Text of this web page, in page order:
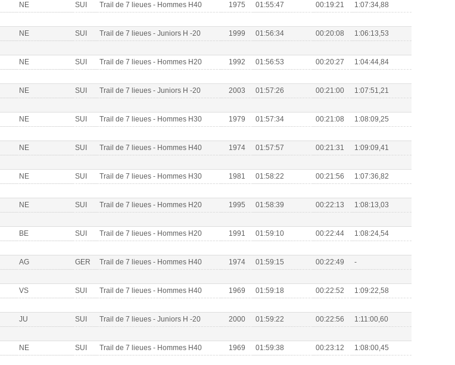
NE SUI Trail de 7 lieues - Hommes H40 1975 01:55:47 00:19:21 1:07:34,88
NE SUI Trail de 7 lieues - Juniors H -20 1999 01:56:34 00:20:08 1:06:13,53
NE SUI Trail de 7 lieues - Hommes H20 1992 01:56:53 00:20:27 1:04:44,84
NE SUI Trail de 7 lieues - Juniors H -20 2003 01:57:26 00:21:00 1:07:51,21
NE SUI Trail de 7 lieues - Hommes H30 1979 01:57:34 00:21:08 1:08:09,25
NE SUI Trail de 7 lieues - Hommes H40 1974 01:57:57 00:21:31 1:09:09,41
NE SUI Trail de 7 lieues - Hommes H30 1981 01:58:22 00:21:56 1:07:36,82
NE SUI Trail de 7 lieues - Hommes H20 1995 01:58:39 00:22:13 1:08:13,03
BE SUI Trail de 7 lieues - Hommes H20 1991 01:59:10 00:22:44 1:08:24,54
AG GER Trail de 7 lieues - Hommes H40 1974 01:59:15 00:22:49 -
VS SUI Trail de 7 lieues - Hommes H40 1969 01:59:18 00:22:52 1:09:22,58
JU SUI Trail de 7 lieues - Juniors H -20 2000 01:59:22 00:22:56 1:11:00,60
NE SUI Trail de 7 lieues - Hommes H40 1969 01:59:38 00:23:12 1:08:00,45